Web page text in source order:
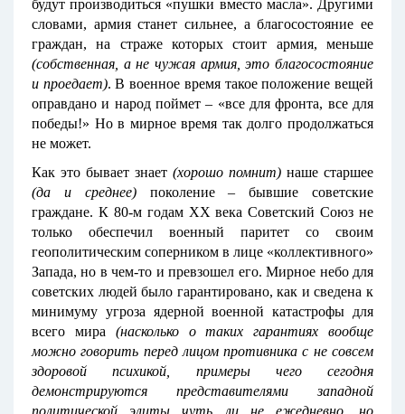
будут производиться «пушки вместо масла». Другими
словами, армия станет сильнее, а благосостояние ее
граждан, на страже которых стоит армия, меньше
(собственная, а не чужая армия, это благосостояние
и проедает). В военное время такое положение вещей
оправдано и народ поймет – «все для фронта, все для
победы!» Но в мирное время так долго продолжаться
не может.
Как это бывает знает (хорошо помнит) наше старшее
(да и среднее)поколение – бывшие советские
граждане. К 80-м годам XX века Советский Союз не
только обеспечил военный паритет со своим
геополитическим соперником в лице «коллективного»
Запада, но в чем-то и превзошел его. Мирное небо для
советских людей было гарантировано, как и сведена к
минимуму угроза ядерной военной катастрофы для
всего мира (насколько о таких гарантиях вообще
можно говорить перед лицом противника с не совсем
здоровой психикой, примеры чего сегодня
демонстрируются представителями западной